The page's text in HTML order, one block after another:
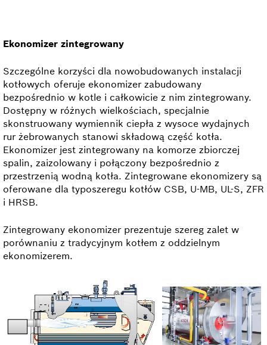
Ekonomizer zintegrowany
Szczególne korzyści dla nowobudowanych instalacji
kotłowych oferuje ekonomizer zabudowany
bezpośrednio w kotle i całkowicie z nim zintegrowany.
Dostępny w różnych wielkościach, specjalnie
skonstruowany wymiennik ciepła z wysoce wydajnych
rur żebrowanych stanowi składową część kotła.
Ekonomizer jest zintegrowany na komorze zbiorczej
spalin, zaizolowany i połączony bezpośrednio z
przestrzenią wodną kotła. Zintegrowane ekonomizery są
oferowane dla typoszeregu kotłów CSB, U-MB, UL-S, ZFR
i HRSB.
Zintegrowany ekonomizer prezentuje szereg zalet w
porównaniu z tradycyjnym kotłem z oddzielnym
ekonomizerem.